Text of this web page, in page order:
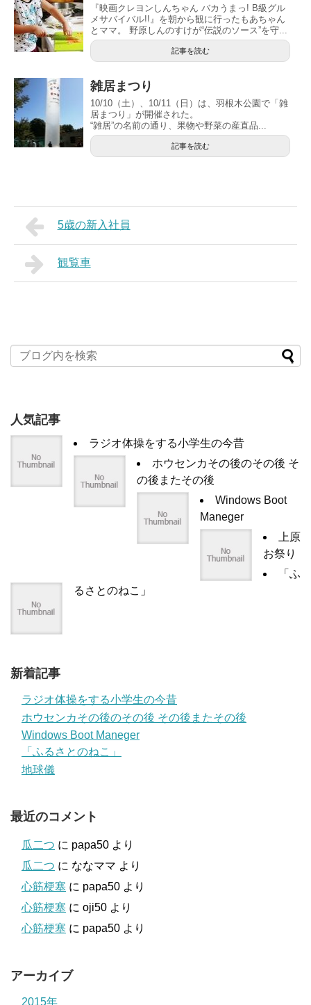
『映画クレヨンしんちゃん バカうまっ! B級グル
メサバイバル!!』を朝から観に行ったもあちゃん
とママ。 野原しんのすけが“伝説のソース”を守...
記事を読む
雑居まつり
10/10（土）、10/11（日）は、羽根木公園で「雑
居まつり」が開催された。
“雑居”の名前の通り、果物や野菜の産直品...
記事を読む
5歳の新入社員
観覧車
人気記事
ラジオ体操をする小学生の今昔
ホウセンカその後のその後 そ
の後またその後
Windows Boot
Maneger
上原
お祭り
「ふ
るさとのねこ」
新着記事
ラジオ体操をする小学生の今昔
ホウセンカその後のその後 その後またその後
Windows Boot Maneger
「ふるさとのねこ」
地球儀
最近のコメント
瓜二つ に papa50 より
瓜二つ に ななママ より
心筋梗塞 に papa50 より
心筋梗塞 に oji50 より
心筋梗塞 に papa50 より
アーカイブ
2015年